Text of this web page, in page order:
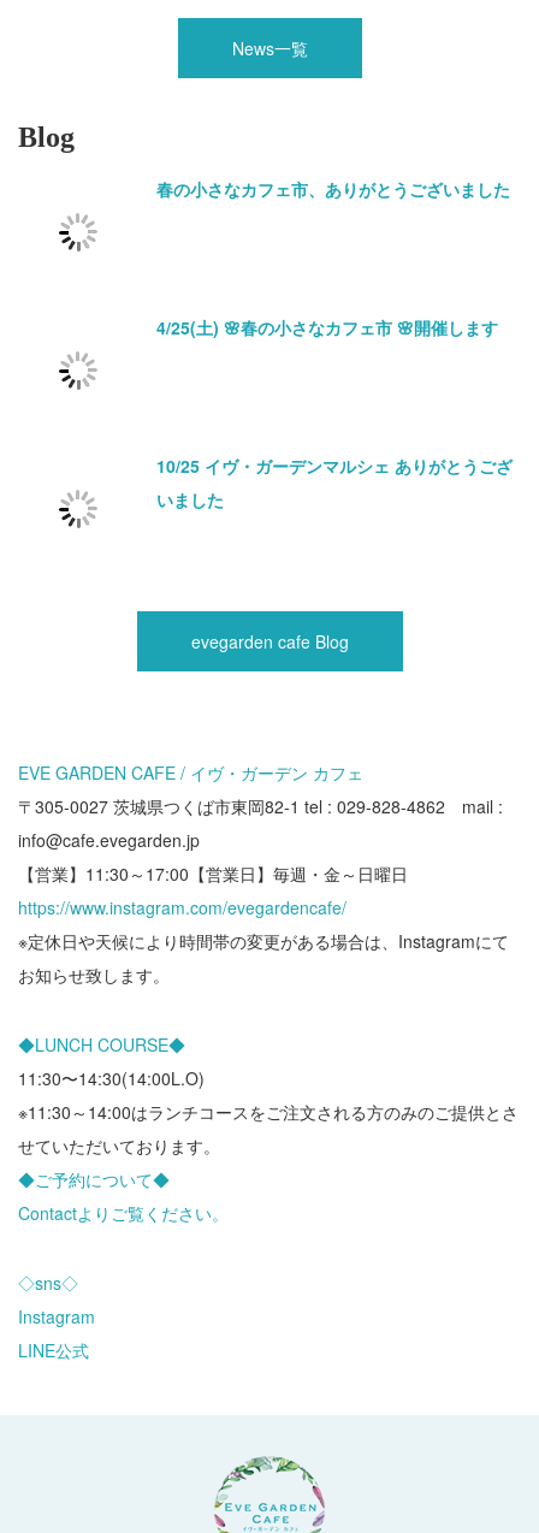
News一覧
Blog
春の小さなカフェ市、ありがとうございました
4/25(土) 🌸春の小さなカフェ市 🌸開催します
10/25 イヴ・ガーデンマルシェ ありがとうござ
いました
evegarden cafe Blog
EVE GARDEN CAFE / イヴ・ガーデン カフェ
〒305-0027 茨城県つくば市東岡82-1 tel : 029-828-4862 mail :
info@cafe.evegarden.jp
【営業】11:30～17:00【営業日】毎週・金～日曜日
https://www.instagram.com/evegardencafe/
※定休日や天候により時間帯の変更がある場合は、Instagramにて
お知らせ致します。
◆LUNCH COURSE◆
11:30〜14:30(14:00L.O)
※11:30～14:00はランチコースをご注文される方のみのご提供とさ
せていただいております。
◆ご予約について◆
Contactよりご覧ください。
◇sns◇
Instagram
LINE公式